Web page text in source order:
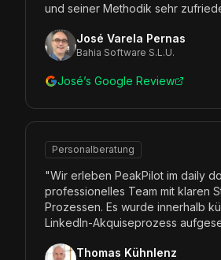
und seiner Methodik sehr
José Varela Pernas
Bahia Software S.L.U.
José’s Google Review
Personalberatung
"Wir erleben PeakPilot im daily
professionelles Team mit klaren
Prozessen. Es wurde innerhalb
LinkedIn-Akquiseprozess
Thomas Kühnlenz